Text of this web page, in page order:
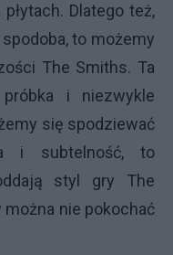
Dlatego też,
to możemy
The Smiths. Ta
i niezwykle
się spodziewać
i subtelność, to
styl gry The
nie pokochać